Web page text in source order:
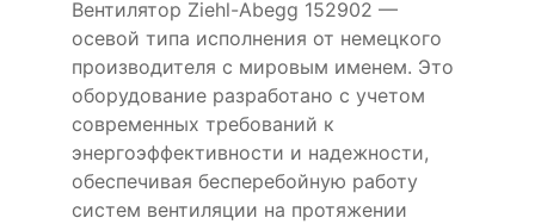
Вентилятор Ziehl-Abegg 152902 —
осевой типа исполнения от немецкого
производителя с мировым именем. Это
оборудование разработано с учетом
современных требований к
энергоэффективности и надежности,
обеспечивая бесперебойную работу
систем вентиляции на протяжении